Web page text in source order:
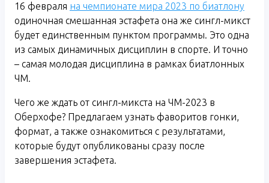
16 февраля на чемпионате мира 2023 по биатлону
одиночная смешанная эстафета она же сингл-микст
будет единственным пунктом программы. Это одна
из самых динамичных дисциплин в спорте. И точно
– самая молодая дисциплина в рамках биатлонных
ЧМ.
Чего же ждать от сингл-микста на ЧМ-2023 в
Оберхофе? Предлагаем узнать фаворитов гонки,
формат, а также ознакомиться с результатами,
которые будут опубликованы сразу после
завершения эстафета.